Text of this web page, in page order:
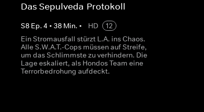
Das Sepulveda-Protokoll
S8 Ep. 4 • 38Min. • HD
12
Ein Stromausfall stürzt L.A. ins Chaos.
Alle S.W.A.T.-Cops müssen auf Streife,
um das Schlimmste zu verhindern. Die
Lage eskaliert, als Hondos Team eine
Terrorbedrohung aufdeckt.